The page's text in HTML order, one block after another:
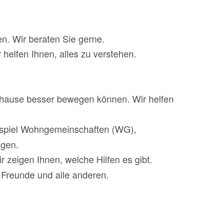
Wir beraten Sie gerne.
Ihnen, alles zu verstehen.
besser bewegen können. Wir helfen
Wohngemeinschaften (WG),
zeigen Ihnen, welche Hilfen es gibt.
und alle anderen.